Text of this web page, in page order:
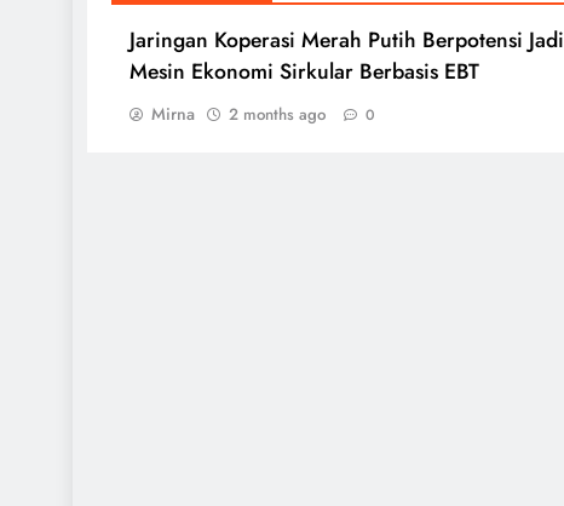
Jaringan Koperasi Merah Putih Berpotensi Jadi
Mesin Ekonomi Sirkular Berbasis EBT
Mirna 2 months ago 0